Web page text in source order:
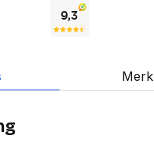
Merk